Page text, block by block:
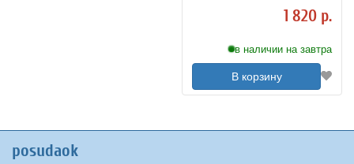
1 820 р.
в наличии на завтра
В корзину
posudaok